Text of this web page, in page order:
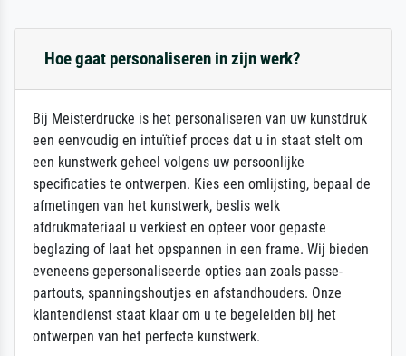
Hoe gaat personaliseren in zijn werk?
Bij Meisterdrucke is het personaliseren van uw kunstdruk
een eenvoudig en intuïtief proces dat u in staat stelt om
een kunstwerk geheel volgens uw persoonlijke
specificaties te ontwerpen. Kies een omlijsting, bepaal de
afmetingen van het kunstwerk, beslis welk
afdrukmateriaal u verkiest en opteer voor gepaste
beglazing of laat het opspannen in een frame. Wij bieden
eveneens gepersonaliseerde opties aan zoals passe-
partouts, spanningshoutjes en afstandhouders. Onze
klantendienst staat klaar om u te begeleiden bij het
ontwerpen van het perfecte kunstwerk.